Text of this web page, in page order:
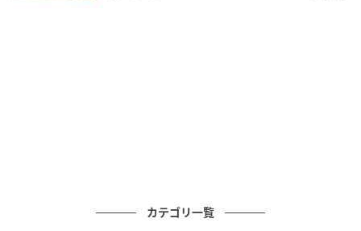
思いを感じさせますね。カテゴリ一覧